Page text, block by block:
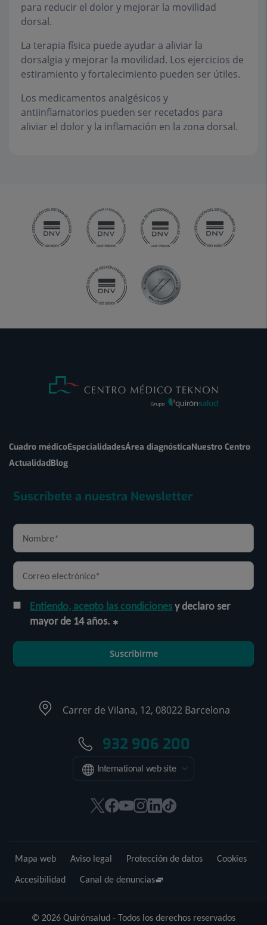
para reducir el dolor y mejorar la movilidad
dorsal.
La terapia física puede ayudar a aliviar la
dorsalgia y mejorar la movilidad. Los ejercicios de
estiramiento y fortalecimiento pueden ser útiles.
Los medicamentos analgésicos y
antiinflamatorios pueden ser recetados para
aliviar el dolor y la inflamación en la zona dorsal.
Cuadro médicoEspecialidadesÁrea diagnósticaNuestro Centro
ActualidadBlog
Suscríbete a nuestra Newsletter
Entiendo, acepto las condicionesy declaro ser
mayor de 14 años.
Suscribirme
Carrer de Vilana, 12, 08022 Barcelona
932 906 200
International web site
Este
en
una
Este
en
una
Este
en
una
Este
en
una
Este
en
una
Enlace
externa.
© 2026 Quirónsalud - Todos los derechos reservados
Mapa web Aviso legal Protección de datos
Cookies
Accesibilidad
Canal de denuncias